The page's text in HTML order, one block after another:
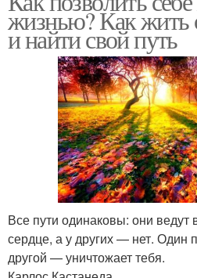
жизнью? Как жить
и найти свой путь
Все пути одинаковы: они ведут
сердце, а у других — нет. Один
другой — уничтожает тебя.